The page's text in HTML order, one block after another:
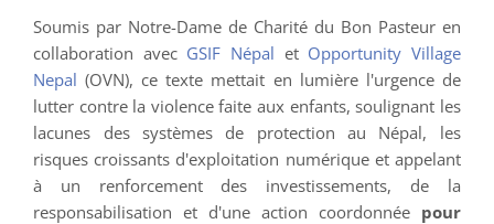
Soumis par Notre-Dame de Charité du Bon Pasteur en
collaboration avec GSIF Népal et Opportunity Village
Nepal (OVN), ce texte mettait en lumière l'urgence de
lutter contre la violence faite aux enfants, soulignant les
lacunes des systèmes de protection au Népal, les
risques croissants d'exploitation numérique et appelant
à un renforcement des investissements, de la
responsabilisation et d'une action coordonnée pour